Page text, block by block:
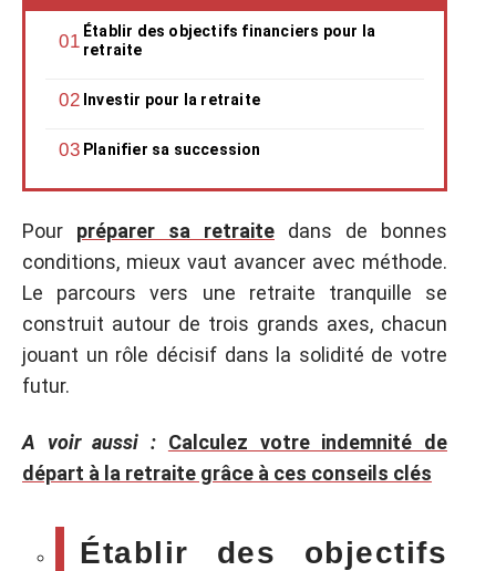
Établir des objectifs financiers pour la
retraite
Investir pour la retraite
Planifier sa succession
Pour préparer sa retraite dans de bonnes
conditions, mieux vaut avancer avec méthode.
Le parcours vers une retraite tranquille se
construit autour de trois grands axes, chacun
jouant un rôle décisif dans la solidité de votre
futur.
A voir aussi : Calculez votre indemnité de
départ à la retraite grâce à ces conseils clés
Établir des objectifs